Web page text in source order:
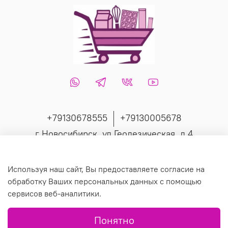
+79130678555
+79130005678
г Новосибирск, ул Геодезическая, д 4
© 2019 Любое использование контента без письменного
разрешения запрещено.
Используя наш сайт, Вы предоставляете согласие на
обработку Ваших персональных данных с помощью
сервисов веб-аналитики.
Понятно